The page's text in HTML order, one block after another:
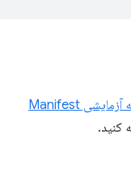
نسخه آزمایشی Manifest
کنید.